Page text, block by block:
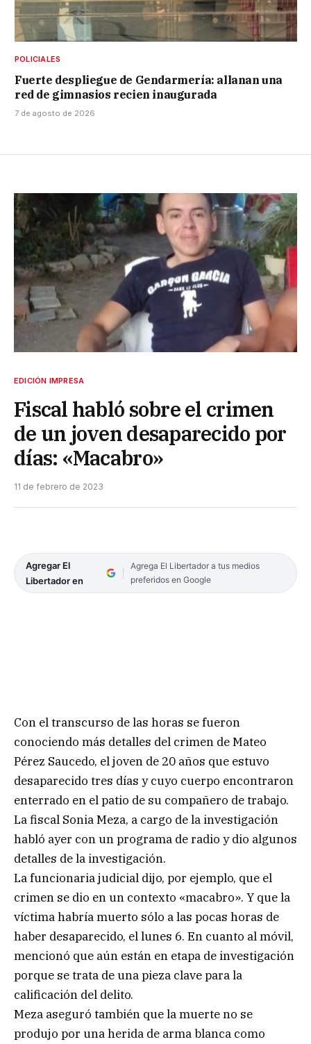
POLICIALES
Fuerte despliegue de Gendarmería: allanan una
red de gimnasios recien inaugurada
7 de agosto de 2026
EDICIÓN IMPRESA
Fiscal habló sobre el crimen
de un joven desaparecido por
días: «Macabro»
11 de febrero de 2023
Agregar El
Libertador en
Agrega El Libertador a tus medios
preferidos en Google
Con el transcurso de las horas se fueron
conociendo más detalles del crimen de Mateo
Pérez Saucedo, el joven de 20 años que estuvo
desaparecido tres días y cuyo cuerpo encontraron
enterrado en el patio de su compañero de trabajo.
La fiscal Sonia Meza, a cargo de la investigación
habló ayer con un programa de radio y dio algunos
detalles de la investigación.
La funcionaria judicial dijo, por ejemplo, que el
crimen se dio en un contexto «macabro». Y que la
víctima habría muerto sólo a las pocas horas de
haber desaparecido, el lunes 6. En cuanto al móvil,
mencionó que aún están en etapa de investigación
porque se trata de una pieza clave para la
calificación del delito.
Meza aseguró también que la muerte no se
produjo por una herida de arma blanca como